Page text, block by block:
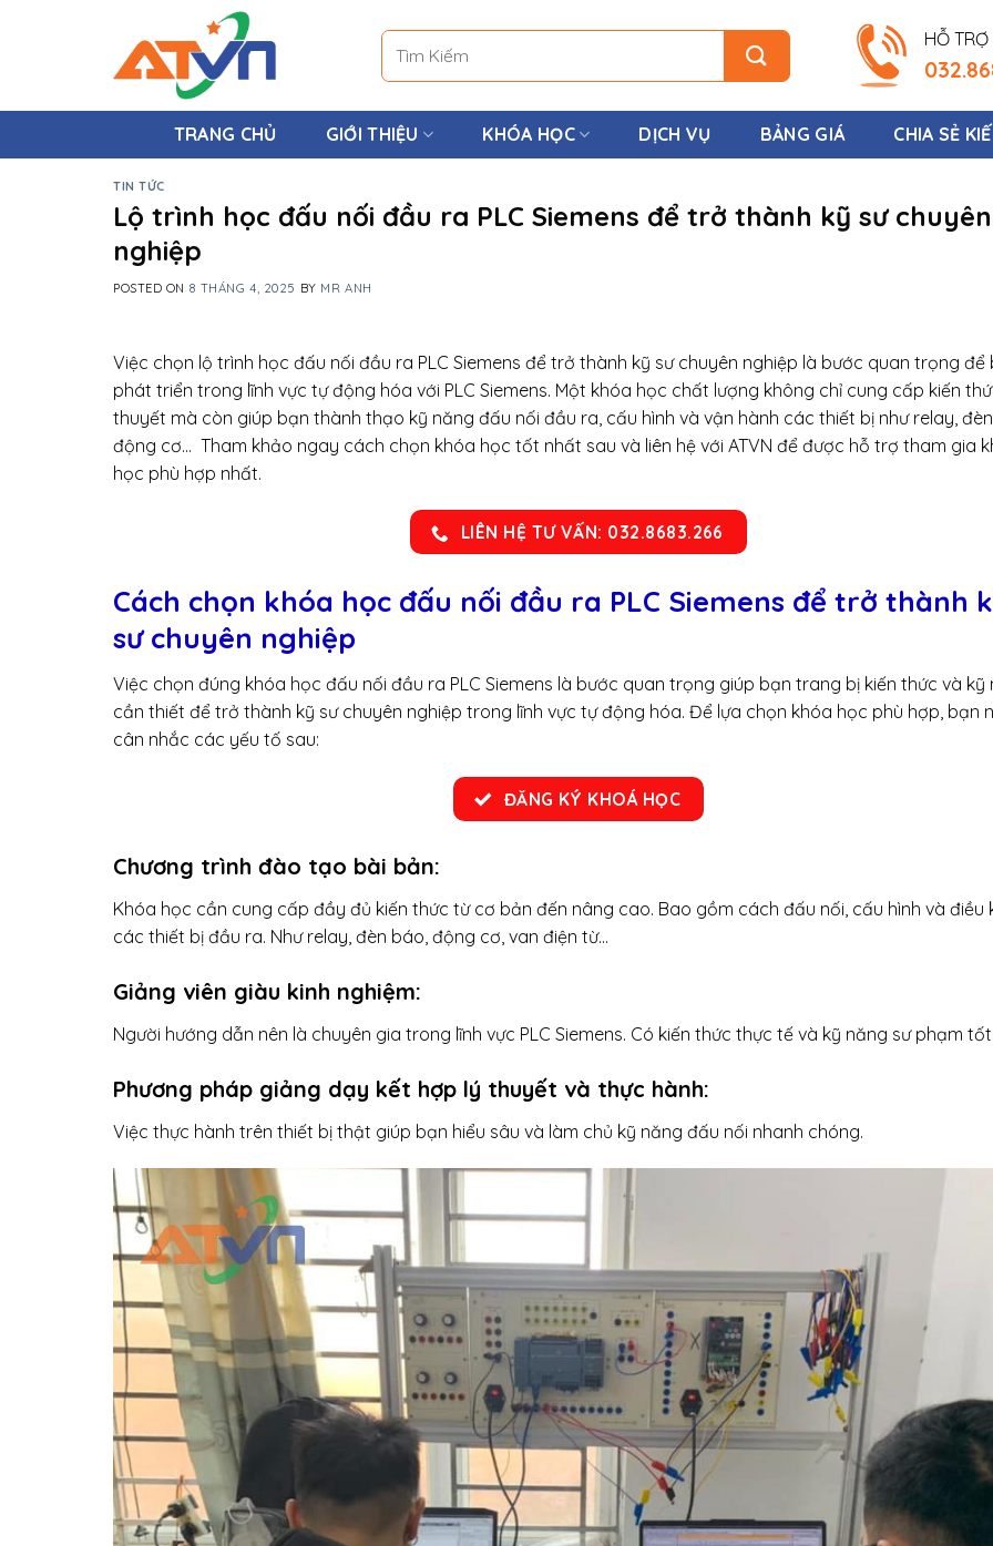
Tìm
kiếm:
HỖ
TRANG CHỦ GIỚI THIỆU KHÓA HỌC DỊCH VỤ BẢNG GIÁ CHIA SẺ
TIN TỨC
Lộ trình học đấu nối đầu ra PLC Siemens để trở thành kỹ sư chuyên
nghiệp
POSTED ON 8 THÁNG 4, 2025 BY MR ANH
Việc chọn lộ trình học đấu nối đầu ra PLC Siemens để trở thành kỹ sư chuyên nghiệp là bước quan trọng để
phát triển trong lĩnh vực tự động hóa với PLC Siemens. Một khóa học chất lượng không chỉ cung cấp kiến
thuyết mà còn giúp bạn thành thạo kỹ năng đấu nối đầu ra, cấu hình và vận hành các thiết bị như relay,
động cơ… Tham khảo ngay cách chọn khóa học tốt nhất sau và liên hệ với ATVN để được hỗ trợ tham gia
học phù hợp nhất.
LIÊN HỆ TƯ VẤN: 032.8683.266
Cách chọn khóa học đấu nối đầu ra PLC Siemens để trở thành
sư chuyên nghiệp
Việc chọn đúng khóa học đấu nối đầu ra PLC Siemens là bước quan trọng giúp bạn trang bị kiến thức và kỹ
cần thiết để trở thành kỹ sư chuyên nghiệp trong lĩnh vực tự động hóa. Để lựa chọn khóa học phù hợp, bạn
cân nhắc các yếu tố sau:
ĐĂNG KÝ KHOÁ HỌC
Chương trình đào tạo bài bản:
Khóa học cần cung cấp đầy đủ kiến thức từ cơ bản đến nâng cao. Bao gồm cách đấu nối, cấu hình và điều
các thiết bị đầu ra. Như relay, đèn báo, động cơ, van điện từ…
Giảng viên giàu kinh nghiệm:
Người hướng dẫn nên là chuyên gia trong lĩnh vực PLC Siemens. Có kiến thức thực tế và kỹ năng sư phạm
Phương pháp giảng dạy kết hợp lý thuyết và thực hành:
Việc thực hành trên thiết bị thật giúp bạn hiểu sâu và làm chủ kỹ năng đấu nối nhanh chóng.